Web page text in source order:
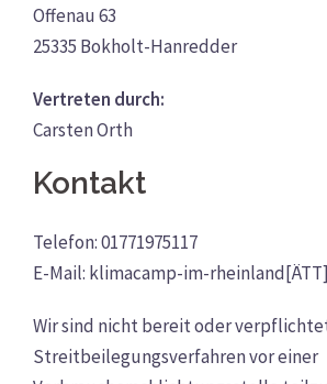
Offenau 63
25335 Bokholt-Hanredder
Vertreten durch:
Carsten Orth
Kontakt
Telefon: 01771975117
E-Mail: klimacamp-im-
Wir sind nicht bereit oder
Streitbeilegungsverfahren vor einer